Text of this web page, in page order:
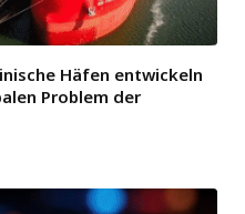
Häfen entwickeln
Problem der